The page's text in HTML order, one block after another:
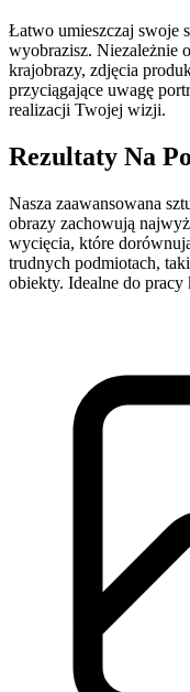
Łatwo umieszczaj swoje
wyobrazisz. Niezależnie
krajobrazy, zdjęcia
przyciągające uwagę
realizacji Twojej wizji.
Rezultaty Na
Nasza zaawansowana
obrazy zachowują
wycięcia, które
trudnych podmiotach,
obiekty. Idealne do